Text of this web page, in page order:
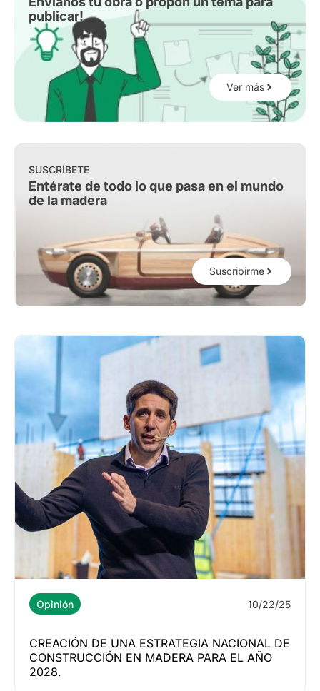
publicar!
Ver más
SUSCRÍBETE
Entérate de todo lo que pasa en el mundo
de la madera
Suscribirme
Opinión 10/22/25
CREACIÓN DE UNA ESTRATEGIA NACIONAL DE
CONSTRUCCIÓN EN MADERA PARA EL AÑO
2028.